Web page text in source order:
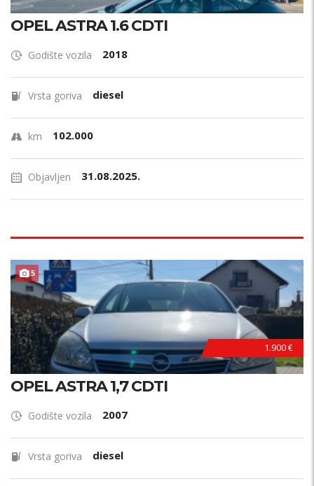
OPEL ASTRA 1.6 CDTI
Godište vozila 2018
Vrsta goriva diesel
km 102.000
Objavljen 31.08.2025.
5
1.900 €
OPEL ASTRA 1,7 CDTI
Godište vozila 2007
Vrsta goriva diesel